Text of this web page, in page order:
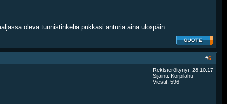
oleva tunnistinkehä pukkasi anturia aina ulospäin.
#6
Rekisteröitynyt: 28.10.17
Sijainti: Korpilahti
Viestit: 596